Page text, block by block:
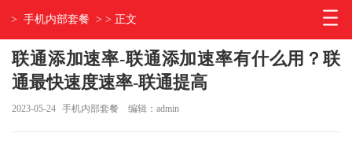
> 手机内部套餐 > > 正文
联通添加速率-联通添加速率有什么用？联
通最快速度速率-联通提高
2023-05-24 手机内部套餐 编辑：admin